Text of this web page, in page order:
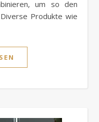
um so den
Produkte wie